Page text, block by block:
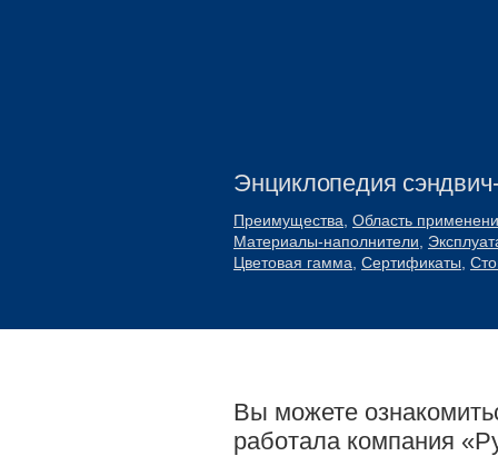
Энциклопедия
Преимущества Область
Материалы-наполнители
Цветовая гамма Сертификаты
Вы можете
работала компания